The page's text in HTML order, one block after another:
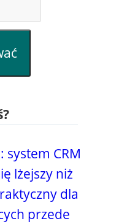
system CRM
lżejszy niż
dla
przede